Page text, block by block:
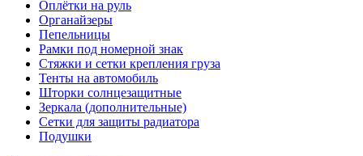
Оплётки на руль
Органайзеры
Пепельницы
Рамки под номерной знак
Стяжки и сетки крепления груза
Тенты на автомобиль
Шторки солнцезащитные
Зеркала (дополнительные)
Сетки для защиты радиатора
Подушки